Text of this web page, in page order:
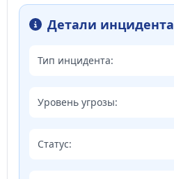
Детали инцидента
Тип инцидента:
Уровень угрозы:
Статус: